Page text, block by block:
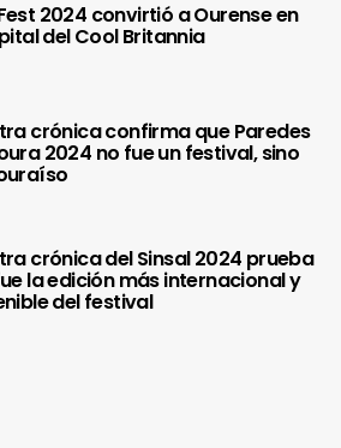
2024 convirtió a Ourense en
del Cool Britannia
crónica confirma que Paredes
2024 no fue un festival, sino
crónica del Sinsal 2024 prueba
la edición más internacional y
del festival